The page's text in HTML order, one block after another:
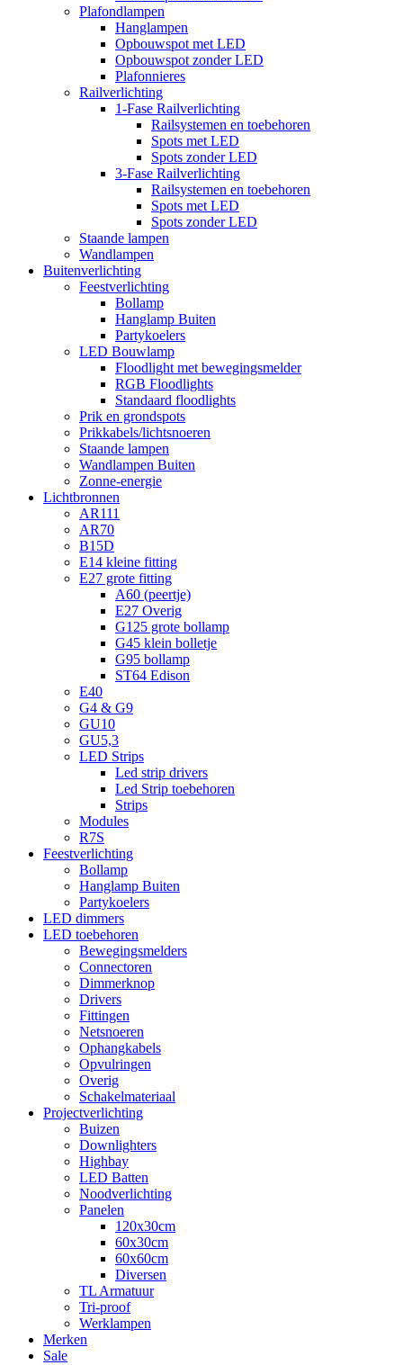
Plafondlampen
Hanglampen
Opbouwspot met LED
Opbouwspot zonder LED
Plafonnieres
Railverlichting
1-Fase Railverlichting
Railsystemen en toebehoren
Spots met LED
Spots zonder LED
3-Fase Railverlichting
Railsystemen en toebehoren
Spots met LED
Spots zonder LED
Staande lampen
Wandlampen
Buitenverlichting
Feestverlichting
Bollamp
Hanglamp Buiten
Partykoelers
LED Bouwlamp
Floodlight met bewegingsmelder
RGB Floodlights
Standaard floodlights
Prik en grondspots
Prikkabels/lichtsnoeren
Staande lampen
Wandlampen Buiten
Zonne-energie
Lichtbronnen
AR111
AR70
B15D
E14 kleine fitting
E27 grote fitting
A60 (peertje)
E27 Overig
G125 grote bollamp
G45 klein bolletje
G95 bollamp
ST64 Edison
E40
G4 & G9
GU10
GU5,3
LED Strips
Led strip drivers
Led Strip toebehoren
Strips
Modules
R7S
Feestverlichting
Bollamp
Hanglamp Buiten
Partykoelers
LED dimmers
LED toebehoren
Bewegingsmelders
Connectoren
Dimmerknop
Drivers
Fittingen
Netsnoeren
Ophangkabels
Opvulringen
Overig
Schakelmateriaal
Projectverlichting
Buizen
Downlighters
Highbay
LED Batten
Noodverlichting
Panelen
120x30cm
60x30cm
60x60cm
Diversen
TL Armatuur
Tri-proof
Werklampen
Merken
Sale